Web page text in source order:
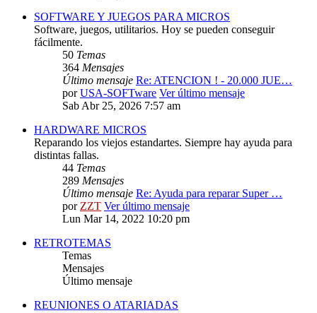
SOFTWARE Y JUEGOS PARA MICROS
Software, juegos, utilitarios. Hoy se pueden conseguir
fácilmente.
50 Temas
364 Mensajes
Último mensaje Re: ATENCION ! - 20.000 JUE…
porUSA-SOFTware Ver último mensaje
Sab Abr 25, 2026 7:57 am
HARDWARE MICROS
Reparando los viejos estandartes. Siempre hay ayuda para
distintas fallas.
44 Temas
289 Mensajes
Último mensaje Re: Ayuda para reparar Super …
porZZT Ver último mensaje
Lun Mar 14, 2022 10:20 pm
RETROTEMAS
Temas
Mensajes
Último mensaje
REUNIONES O ATARIADAS